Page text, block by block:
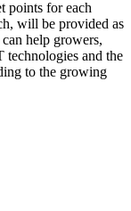
points for each
will be provided as
help growers,
technologies and the
to the growing